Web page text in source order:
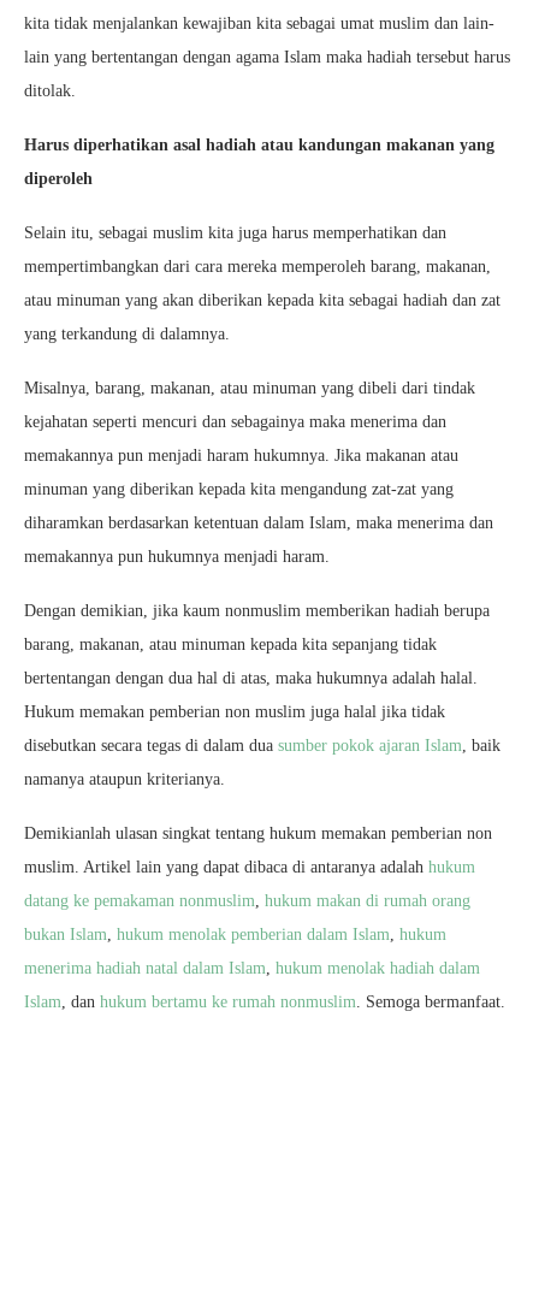
kita tidak menjalankan kewajiban kita sebagai umat muslim dan lain-
lain yang bertentangan dengan agama Islam maka hadiah tersebut harus
ditolak.
Harus diperhatikan asal hadiah atau kandungan makanan yang
diperoleh
Selain itu, sebagai muslim kita juga harus memperhatikan dan
mempertimbangkan dari cara mereka memperoleh barang, makanan,
atau minuman yang akan diberikan kepada kita sebagai hadiah dan zat
yang terkandung di dalamnya.
Misalnya, barang, makanan, atau minuman yang dibeli dari tindak
kejahatan seperti mencuri dan sebagainya maka menerima dan
memakannya pun menjadi haram hukumnya. Jika makanan atau
minuman yang diberikan kepada kita mengandung zat-zat yang
diharamkan berdasarkan ketentuan dalam Islam, maka menerima dan
memakannya pun hukumnya menjadi haram.
Dengan demikian, jika kaum nonmuslim memberikan hadiah berupa
barang, makanan, atau minuman kepada kita sepanjang tidak
bertentangan dengan dua hal di atas, maka hukumnya adalah halal.
Hukum memakan pemberian non muslim juga halal jika tidak
disebutkan secara tegas di dalam dua sumber pokok ajaran Islam, baik
namanya ataupun kriterianya.
Demikianlah ulasan singkat tentang hukum memakan pemberian non
muslim. Artikel lain yang dapat dibaca di antaranya adalah hukum
datang ke pemakaman nonmuslim, hukum makan di rumah orang
bukan Islam, hukum menolak pemberian dalam Islam, hukum
menerima hadiah natal dalam Islam, hukum menolak hadiah dalam
Islam, dan hukum bertamu ke rumah nonmuslim. Semoga bermanfaat.